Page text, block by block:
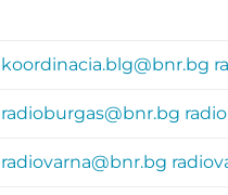
koordinacia.blg@bnr.bg
radioburgas@bnr.bg
radiovarna@bnr.bg